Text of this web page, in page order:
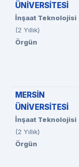
ÜNİVERSİTESİ
İnşaat Teknolojisi
(2 Yıllık)
Örgün
MERSİN
ÜNİVERSİTESİ
İnşaat Teknolojisi
(2 Yıllık)
Örgün